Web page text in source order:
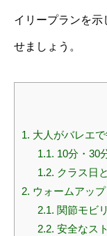
イリープランを示
せましょう。
1. 大人がバレエ
1.1. 10分・30
1.2. クラス日
2. ウォームアッ
2.1. 関節モビ
2.2. 安全なス